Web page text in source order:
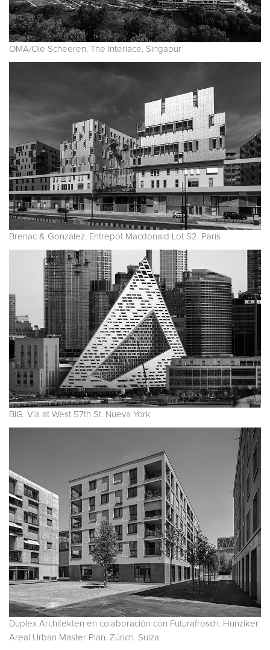
OMA/Ole Scheeren. The Interlace. Singapur
Brenac & Gonzalez. Entrepot Macdonald Lot S2. París
BIG. Via at West 57th St. Nueva York
Duplex Architekten en colaboración con Futurafrosch. Hunziker
Areal Urban Master Plan. Zúrich. Suiza